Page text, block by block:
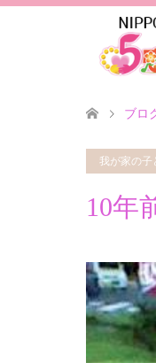
ブロ
我が家の子
10年